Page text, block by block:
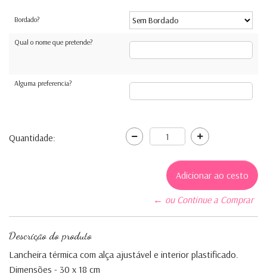
Bordado?
Qual o nome que pretende?
Alguma preferencia?
Quantidade:
← ou Continue a Comprar
Descrição do produto
Lancheira térmica com alça ajustável e interior plastificado.
Dimensões - 30 x 18 cm